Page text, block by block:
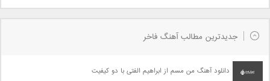
جدیدترین مطالب آهنگ فاخر
دانلود آهنگ من مسم از ابراهیم الفتی با دو کیفیت